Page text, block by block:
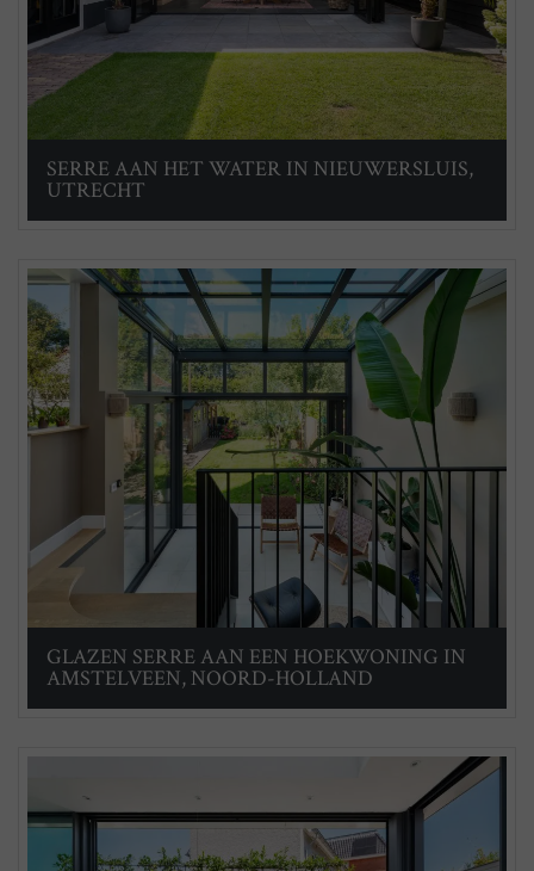
SERRE AAN HET WATER IN NIEUWERSLUIS,
UTRECHT
GLAZEN SERRE AAN EEN HOEKWONING IN
AMSTELVEEN, NOORD-HOLLAND